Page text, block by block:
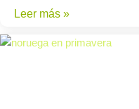
Leer más »